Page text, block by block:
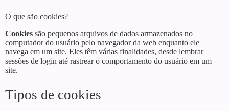
O que são cookies?
Cookies são pequenos arquivos de dados armazenados no
computador do usuário pelo navegador da web enquanto ele
navega em um site. Eles têm várias finalidades, desde lembrar
sessões de login até rastrear o comportamento do usuário em um
site.
Tipos de cookies